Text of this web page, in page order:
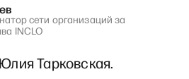
сети организаций за
INCLO
Тарковская.